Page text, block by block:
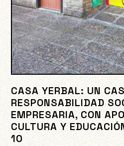
CASA YERBAL: UN
RESPONSABILIDAD
EMPRESARIA, CON
CULTURA Y
10